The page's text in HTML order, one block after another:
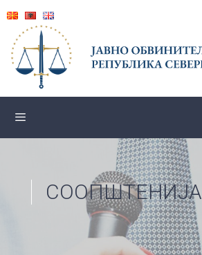
content
СООПШТЕНИЈА